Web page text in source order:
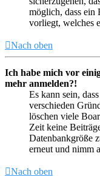
möglich, dass ein
vorliegt, welches
Nach oben
Ich habe mich vor
mehr anmelden?!
Es kann sein,
verschieden
löschen viele
Zeit keine
Datenbankgröße
erneut und nimm
Nach oben